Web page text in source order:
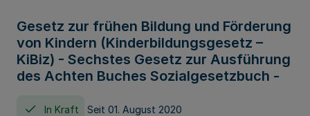
Gesetz zur frühen Bildung und Förderung
von Kindern (Kinderbildungsgesetz –
KiBiz) - Sechstes Gesetz zur Ausführung
des Achten Buches Sozialgesetzbuch -
In Kraft Seit 01. August 2020